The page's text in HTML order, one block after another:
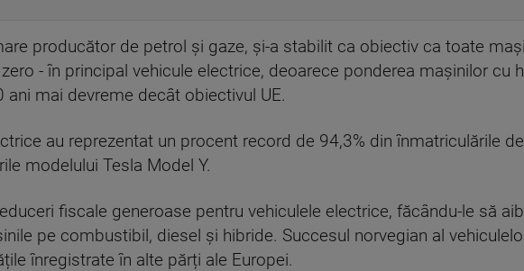
producător de petrol și gaze, și-a stabilit ca obiectiv ca toate
- în principal vehicule electrice, deoarece ponderea mașinilor cu
mai devreme decât obiectivul UE.
au reprezentat un procent record de 94,3% din înmatriculările
modelului Tesla Model Y.
fiscale generoase pentru vehiculele electrice, făcându-le să
pe combustibil, diesel și hibride. Succesul norvegian al
înregistrate în alte părți ale Europei.